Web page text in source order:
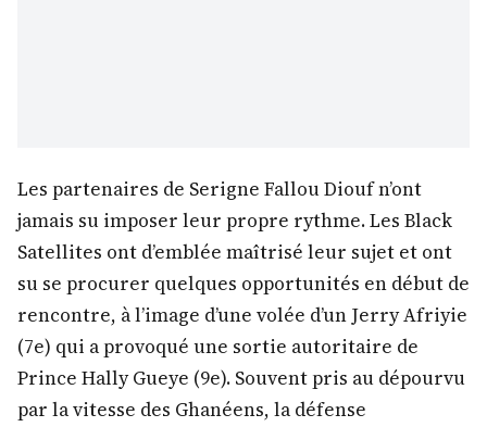
Les partenaires de Serigne Fallou Diouf n’ont
jamais su imposer leur propre rythme. Les Black
Satellites ont d’emblée maîtrisé leur sujet et ont
su se procurer quelques opportunités en début de
rencontre, à l’image d’une volée d’un Jerry Afriyie
(7e) qui a provoqué une sortie autoritaire de
Prince Hally Gueye (9e). Souvent pris au dépourvu
par la vitesse des Ghanéens, la défense